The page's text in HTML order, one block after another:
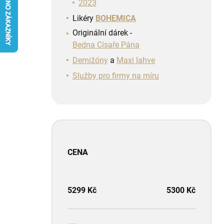
2023
Likéry BOHEMICA
Originální dárek -
Bedna Císaře Pána
Demižóny a Maxi lahve
Služby pro firmy na míru
CENA
5299 Kč 5300 Kč